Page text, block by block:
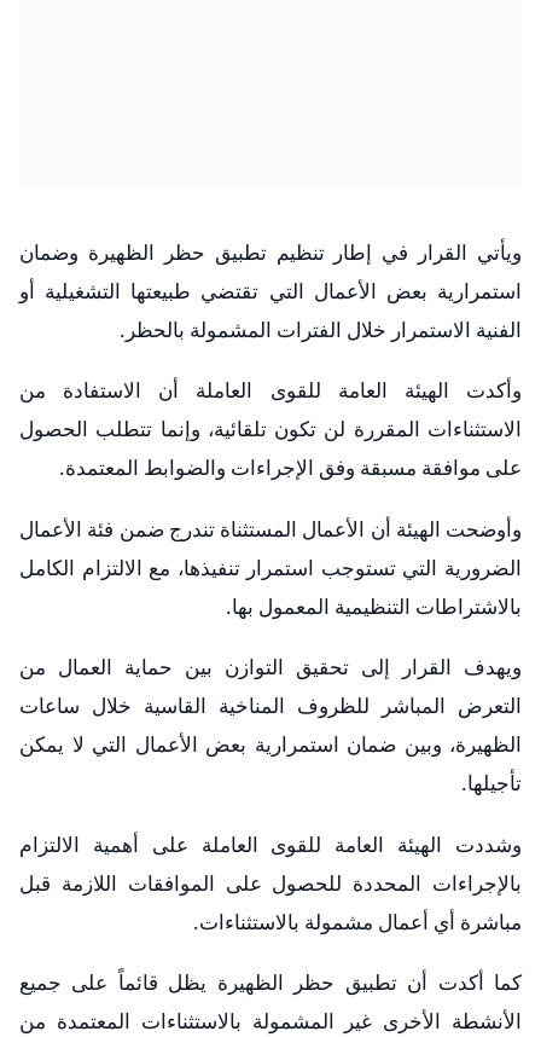
ويأتي القرار في إطار تنظيم تطبيق حظر الظهيرة وضمان
استمرارية بعض الأعمال التي تقتضي طبيعتها التشغيلية أو
الفنية الاستمرار خلال الفترات المشمولة بالحظر.
وأكدت الهيئة العامة للقوى العاملة أن الاستفادة من
الاستثناءات المقررة لن تكون تلقائية، وإنما تتطلب الحصول
على موافقة مسبقة وفق الإجراءات والضوابط المعتمدة.
وأوضحت الهيئة أن الأعمال المستثناة تندرج ضمن فئة الأعمال
الضرورية التي تستوجب استمرار تنفيذها، مع الالتزام الكامل
بالاشتراطات التنظيمية المعمول بها.
ويهدف القرار إلى تحقيق التوازن بين حماية العمال من
التعرض المباشر للظروف المناخية القاسية خلال ساعات
الظهيرة، وبين ضمان استمرارية بعض الأعمال التي لا يمكن
تأجيلها.
وشددت الهيئة العامة للقوى العاملة على أهمية الالتزام
بالإجراءات المحددة للحصول على الموافقات اللازمة قبل
مباشرة أي أعمال مشمولة بالاستثناءات.
كما أكدت أن تطبيق حظر الظهيرة يظل قائماً على جميع
الأنشطة الأخرى غير المشمولة بالاستثناءات المعتمدة من